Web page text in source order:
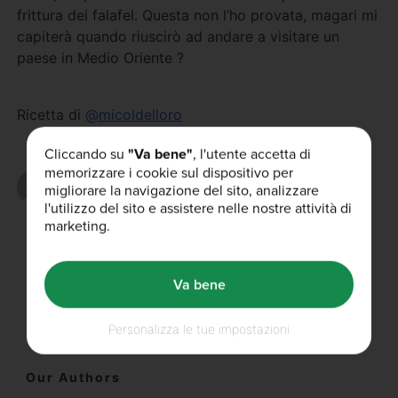
frittura dei falafel. Questa non l’ho provata, magari mi
capiterà quando riuscirò ad andare a visitare un
paese in Medio Oriente ?
Ricetta di @micoldelloro
Scritto da
Ti è piaciuto questo articolo?
Our Authors
Cliccando su "Va bene", l'utente accetta di
memorizzare i cookie sul dispositivo per
migliorare la navigazione del sito, analizzare
l'utilizzo del sito e assistere nelle nostre attività di
marketing.
Personalizza le tue impostazioni
Va bene